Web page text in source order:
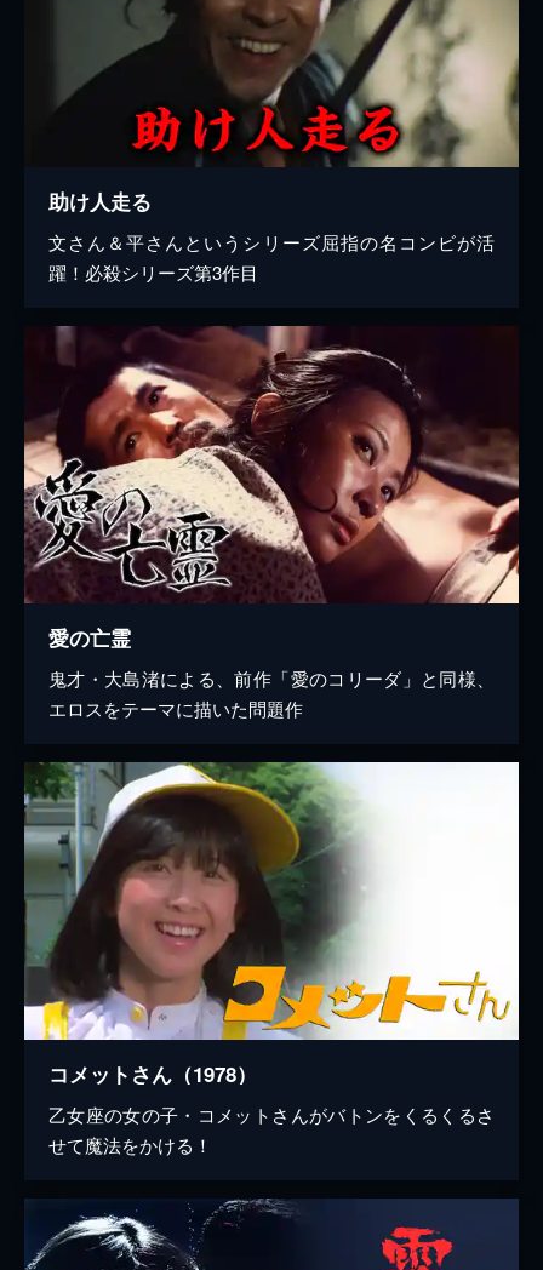
助け人走る
文さん＆平さんというシリーズ屈指の名コンビが活
躍！必殺シリーズ第3作目
愛の亡霊
鬼才・大島渚による、前作「愛のコリーダ」と同様、
エロスをテーマに描いた問題作
コメットさん（1978）
乙女座の女の子・コメットさんがバトンをくるくるさ
せて魔法をかける！